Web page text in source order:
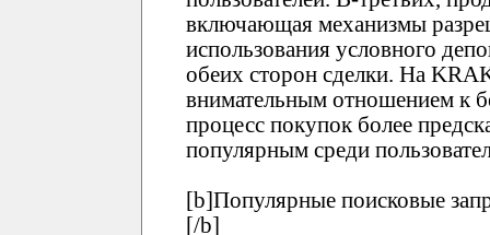
включающая механизмы
использования условного
обеих сторон сделки. На
внимательным отношением к
процесс покупок более
популярным среди
[b]Популярные поисковые
[/b]